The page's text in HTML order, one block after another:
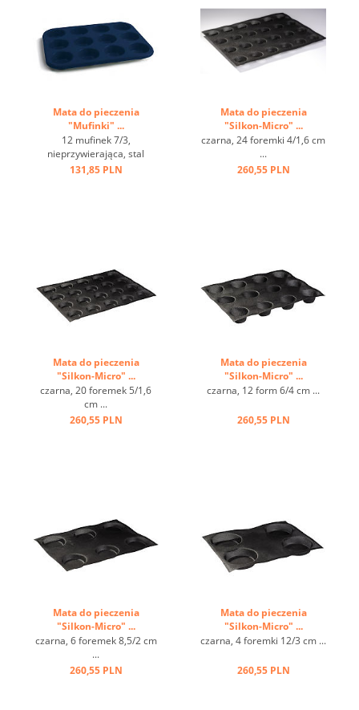
Mata do pieczenia
"Mufinki" ...
12 mufinek 7/3,
nieprzywierająca, stal
węglowa, dobre wykonanie
131,85 PLN
Mata do pieczenia
"Silkon-Micro" ...
czarna, 24 foremki 4/1,6 cm
...
260,55 PLN
Mata do pieczenia
"Silkon-Micro" ...
czarna, 20 foremek 5/1,6
cm ...
260,55 PLN
Mata do pieczenia
"Silkon-Micro" ...
czarna, 12 form 6/4 cm ...
260,55 PLN
Mata do pieczenia
"Silkon-Micro" ...
czarna, 6 foremek 8,5/2 cm
...
260,55 PLN
Mata do pieczenia
"Silkon-Micro" ...
czarna, 4 foremki 12/3 cm ...
260,55 PLN